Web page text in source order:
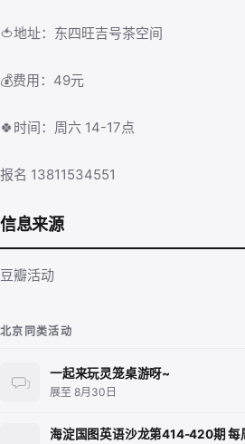
🍅地址：东四旺吉号茶空间
💰费用：49元
🍀时间：周六 14-17点
报名 13811534551
信息来源
豆瓣活动
北京同类活动
一起来玩灵笼桌游呀~
展至 8月30日
海淀国图英语沙龙第414-420期